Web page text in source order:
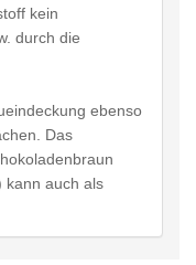
kein
durch die
ebenso
Das
kann auch als